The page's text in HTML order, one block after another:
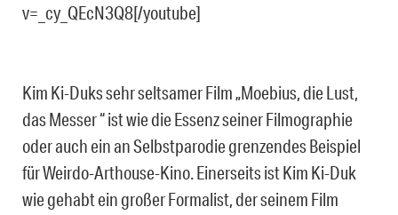
v=_cy_QEcN3Q8[/youtube]
Kim Ki-Duks sehr seltsamer Film „Moebius, die Lust,
das Messer “ ist wie die Essenz seiner Filmographie
oder auch ein an Selbstparodie grenzendes Beispiel
für Weirdo-Arthouse-Kino. Einerseits ist Kim Ki-Duk
wie gehabt ein großer Formalist, der seinem Film